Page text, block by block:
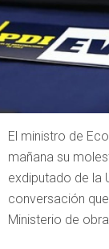
El ministro de
mañana su
exdiputado de la
conversación
Ministerio de